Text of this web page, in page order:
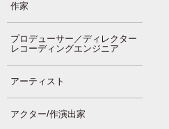
作家
プロデューサー／ディレクター
レコーディングエンジニア
アーティスト
アクター/作演出家